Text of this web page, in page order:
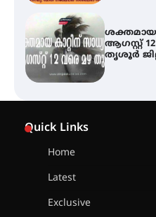
ശക്തമായ
ആഗസ്റ്റ്
തൃശൂർ
Quick Links
Home
Latest
Exclusive